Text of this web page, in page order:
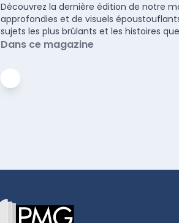
Découvrez la dernière édition de notre
approfondies et de visuels
sujets les plus brûlants et les histoires
Dans ce magazine